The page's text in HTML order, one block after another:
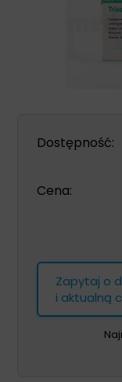
Dostępność:
Cena:
Zapytaj o
i aktualną